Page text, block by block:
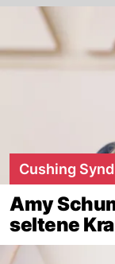
Cushing
Amy
seltene